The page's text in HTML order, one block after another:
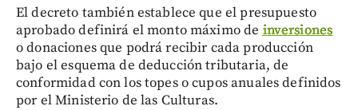
El decreto también establece que el presupuesto
aprobado definirá el monto máximo de inversiones
o donaciones que podrá recibir cada producción
bajo el esquema de deducción tributaria, de
conformidad con los topes o cupos anuales definidos
por el Ministerio de las Culturas.